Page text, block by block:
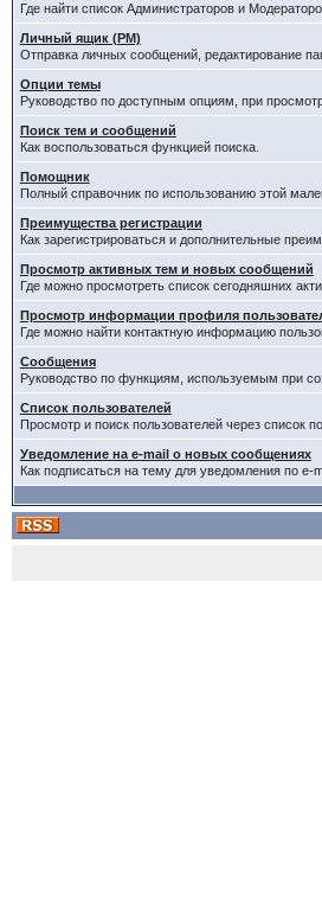
Где найти список Администраторов и
Личный ящик (PM)
Отправка личных сообщений, редактирование
Опции темы
Руководство по доступным опциям, при
Поиск тем и сообщений
Как воспользоваться функцией поиска.
Помощник
Полный справочник по использованию этой
Преимущества регистрации
Как зарегистрироваться и дополнительные
Просмотр активных тем и новых сообщений
Где можно просмотреть список сегодняшних
Просмотр информации профиля
Где можно найти контактную информацию
Сообщения
Руководство по функциям, используемым при
Список пользователей
Просмотр и поиск пользователей через список
Уведомление на e-mail о новых сообщениях
Как подписаться на тему для уведомления по e-